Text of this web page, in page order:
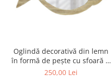
Oglindă decorativă din lemn
în formă de pește cu sfoară și
stea de mare – 56x30 cm
250,00 Lei